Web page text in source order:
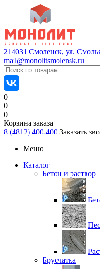
214031 Смоленск, ул.
mail@monolitsmolensk.ru
0
0
0
Корзина заказа
8 (4812) 400-400 Заказать
Меню
Каталог
Бетон и раствор
Брусчатка